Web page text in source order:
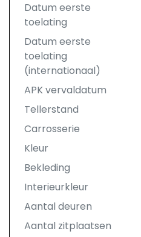
Datum eerste
toelating
Datum eerste
toelating
(internationaal)
APK vervaldatum
Tellerstand
Carrosserie
Kleur
Bekleding
Interieurkleur
Aantal deuren
Aantal zitplaatsen